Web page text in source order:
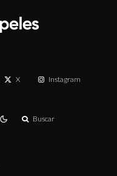
X Instagram
Buscar